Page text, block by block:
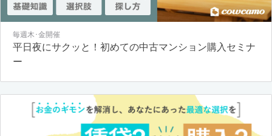
毎週木･金開催
平日夜にサクッと！初めての中古マンション購入セミナ
ー